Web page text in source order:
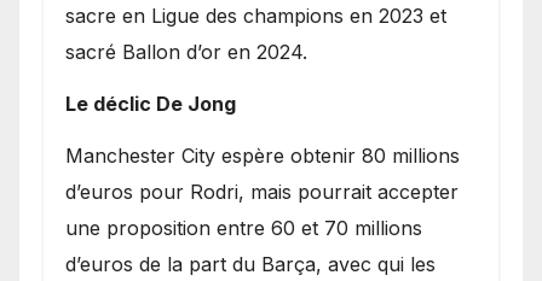
sacre en Ligue des champions en 2023 et
sacré Ballon d’or en 2024.
Le déclic De Jong
​Manchester City espère obtenir 80 millions
d’euros pour Rodri, mais pourrait accepter
une proposition entre 60 et 70 millions
d’euros de la part du Barça, avec qui les